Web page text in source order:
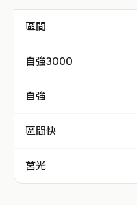
區間
自強3000
自強
區間快
莒光